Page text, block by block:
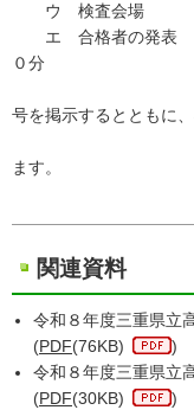
ウ 検査会場 志
エ 合格者の発表
０分
志願先高等学
号を掲示するとともに
ージに合格者
ます。
関連資料
令和８年度三重県立
(PDF(76KB)
)
令和８年度三重県立
(PDF(30KB) )